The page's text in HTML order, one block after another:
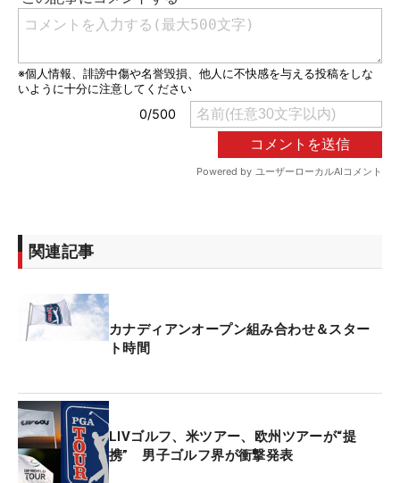
関連記事
カナディアンオープン組み合わせ＆スター
ト時間
LIVゴルフ、米ツアー、欧州ツアーが“提
携” 男子ゴルフ界が衝撃発表